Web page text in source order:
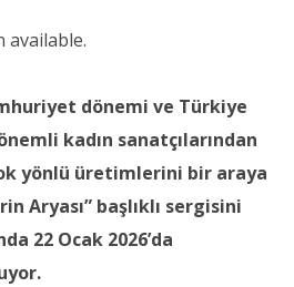
available.
dönemi ve Türkiye
kadın sanatçılarından
yönlü üretimlerini bir araya
Aryası” başlıklı sergisini
22 Ocak 2026’da